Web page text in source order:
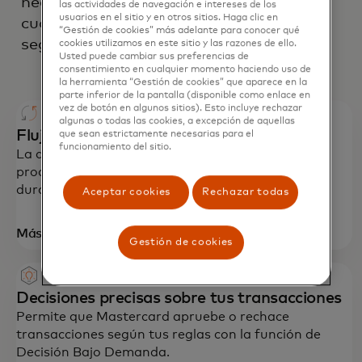
cualquier decisión empresarial,
según lo desees.
Flujo de pagos sin interrupciones
La autorización de respaldo garantiza un
procesamiento de pagos ininterrumpido, incluso
durante interrupciones.
Más informaciónse abre en una pestaña nueva
Decisiones precisas sobre tus transacciones
Permite que Mastercard apruebe o rechace
transacciones según tus reglas con la función de
Decisión Bajo Demanda.
las actividades de navegación e intereses de los
usuarios en el sitio y en otros sitios. Haga clic en
“Gestión de cookies” más adelante para conocer qué
cookies utilizamos en este sitio y las razones de ello.
Usted puede cambiar sus preferencias de
consentimiento en cualquier momento haciendo uso de
la herramienta “Gestión de cookies” que aparece en la
parte inferior de la pantalla (disponible como enlace en
vez de botón en algunos sitios). Esto incluye rechazar
algunas o todas las cookies, a excepción de aquellas
que sean estrictamente necesarias para el
funcionamiento del sitio.
Aceptar cookies Rechazar todas
Gestión de cookies